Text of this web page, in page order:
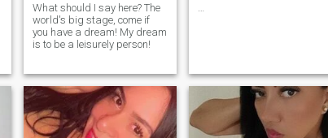
What should I say here? The
world's big stage, come if
you have a dream! My dream
is to be a leisurely person!